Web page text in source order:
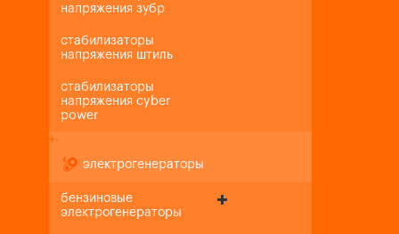
напряжения зубр
стабилизаторы
напряжения штиль
стабилизаторы
напряжения cyber
power
+-
электрогенераторы
бензиновые
электрогенераторы